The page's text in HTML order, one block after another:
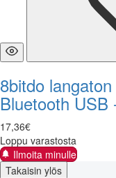
8bitdo
Bluetooth USB
17,36€
Loppu varastosta
Ilmoita minulle
Takaisin ylös